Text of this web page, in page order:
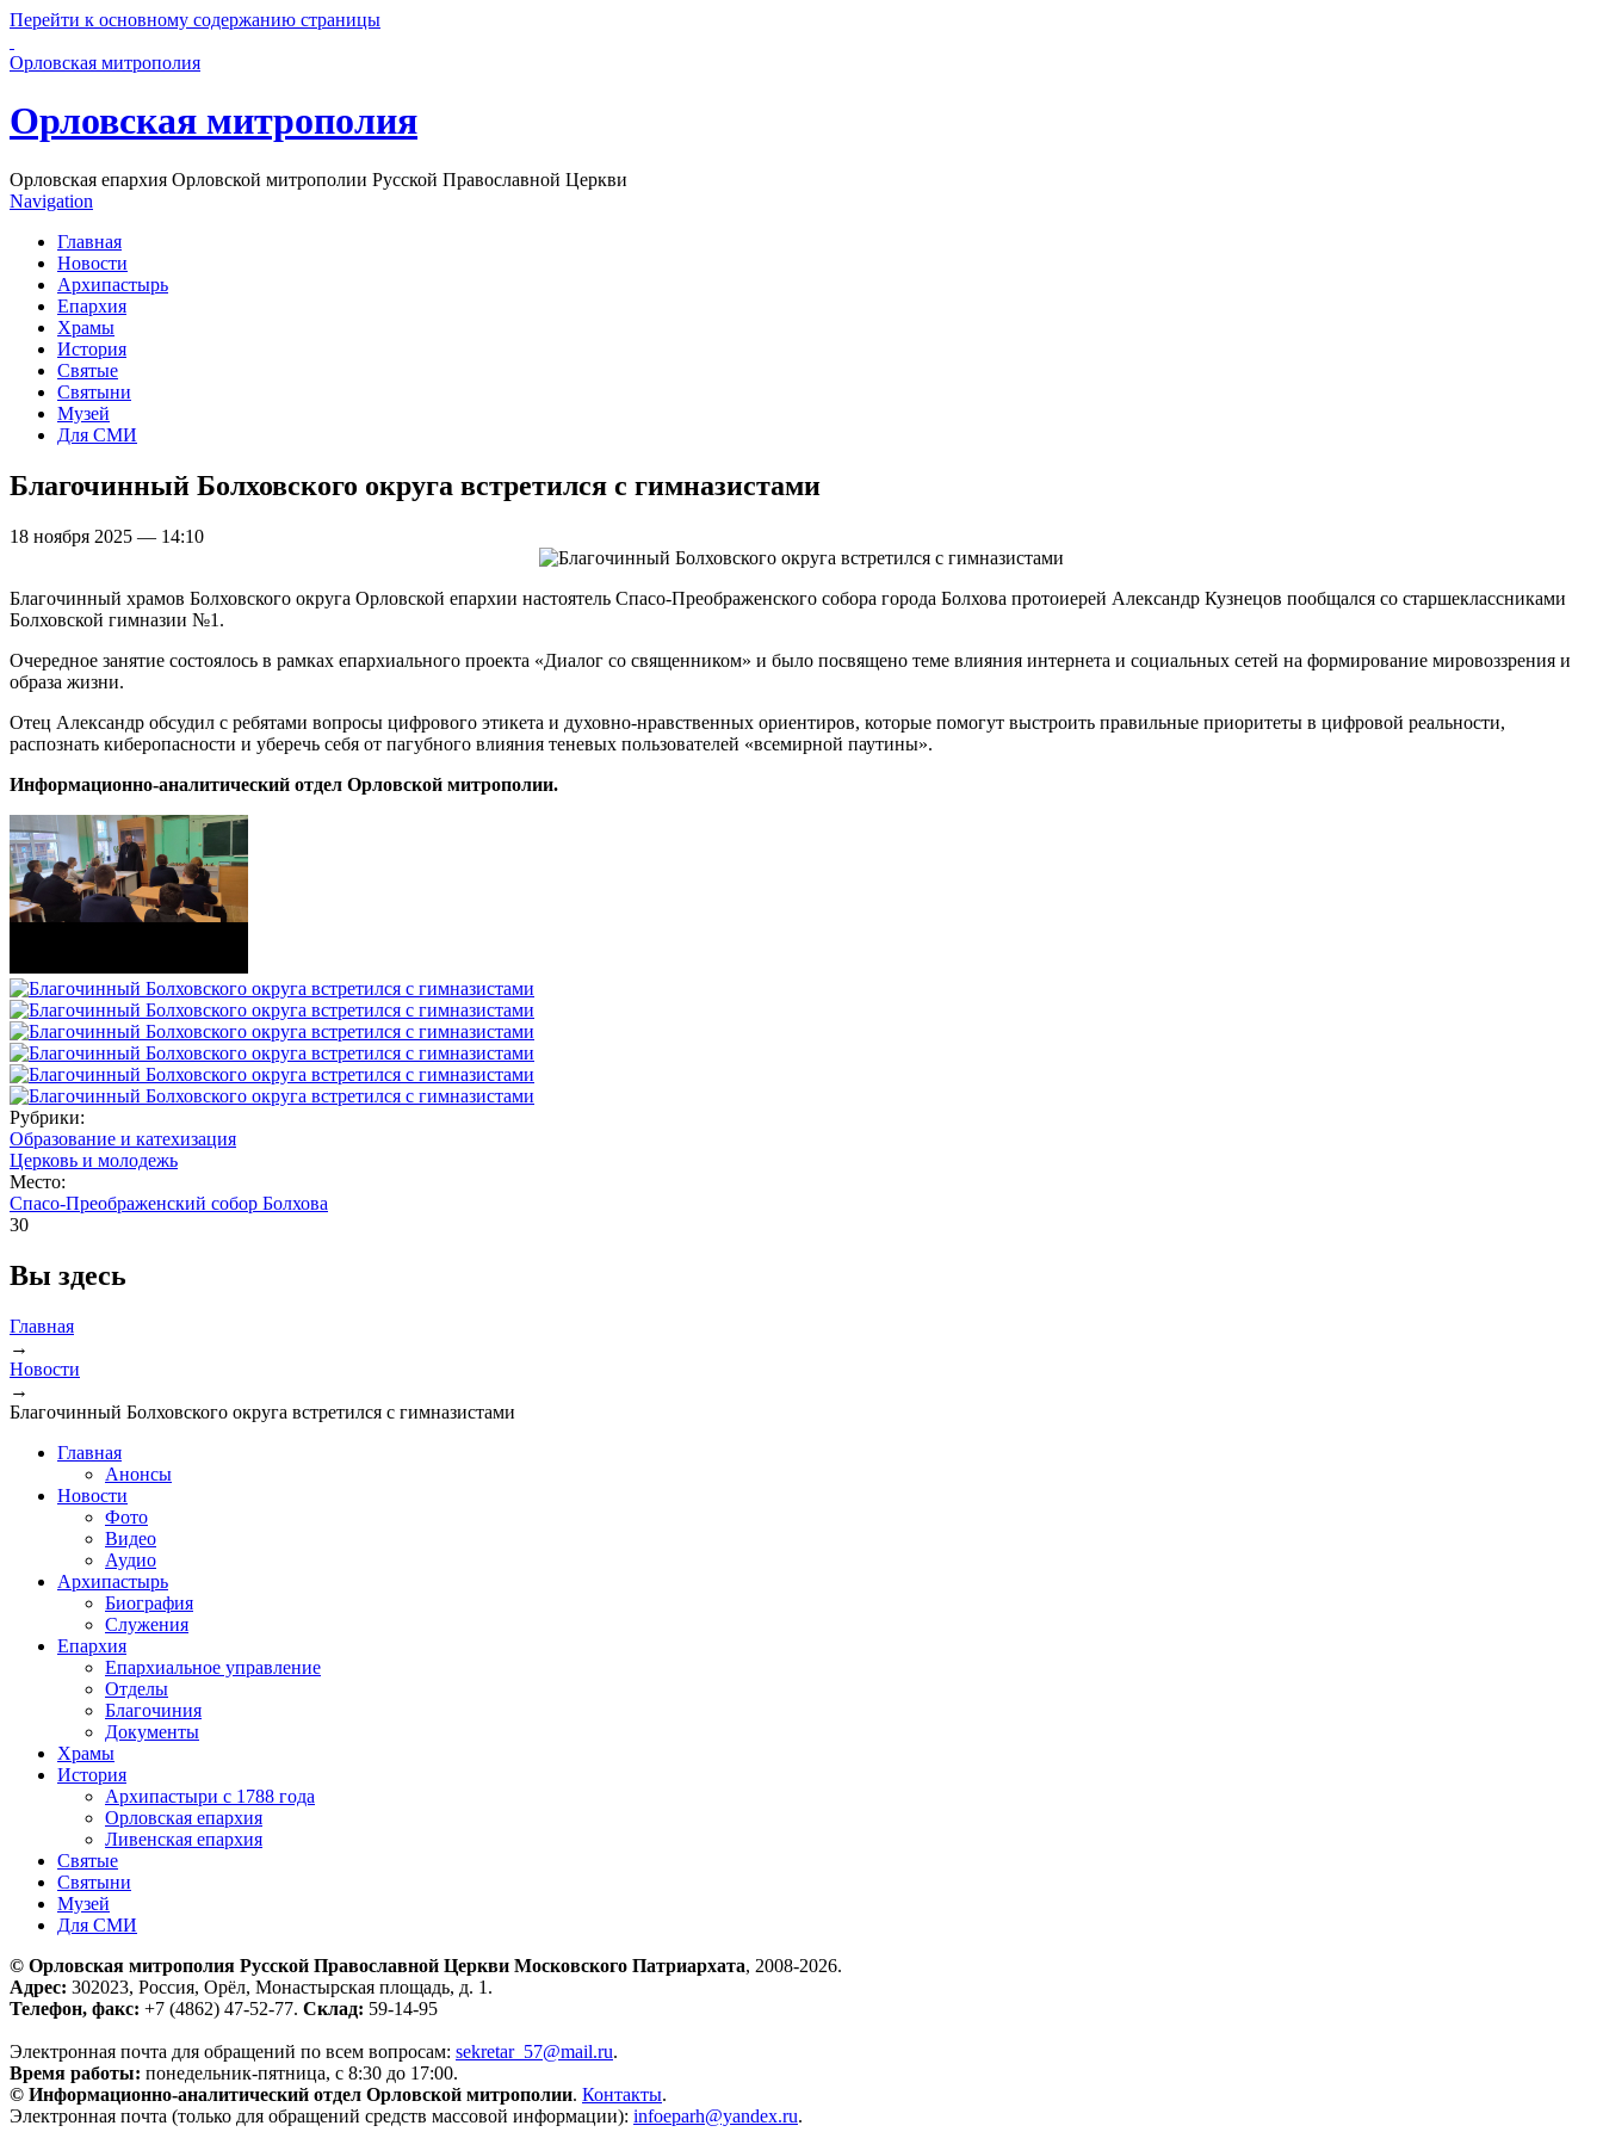
Перейти к основному содержанию страницы
Орловская митрополия
Орловская митрополия
Орловская епархия Орловской митрополии Русской Православной Церкви
Navigation
Главная
Новости
Архипастырь
Епархия
Храмы
История
Святые
Святыни
Музей
Для СМИ
Благочинный Болховского округа встретился с гимназистами
18 ноября 2025 — 14:10
Благочинный храмов Болховского округа Орловской епархии настоятель Спасо-Преображенского собора города Болхова протоиерей Александр Кузнецов пообщался со старшеклассниками
Болховской гимназии №1.
Очередное занятие состоялось в рамках епархиального проекта «Диалог со священником» и было посвящено теме влияния интернета и социальных сетей на формирование мировоззрения и
образа жизни.
Отец Александр обсудил с ребятами вопросы цифрового этикета и духовно-нравственных ориентиров, которые помогут выстроить правильные приоритеты в цифровой реальности,
распознать киберопасности и уберечь себя от пагубного влияния теневых пользователей «всемирной паутины».
Информационно-аналитический отдел Орловской митрополии.
Рубрики:
Образование и катехизация
Церковь и молодежь
Место:
Спасо-Преображенский собор Болхова
30
Вы здесь
Главная
→
Новости
→
Благочинный Болховского округа встретился с гимназистами
Главная
Анонсы
Новости
Фото
Видео
Аудио
Архипастырь
Биография
Служения
Епархия
Епархиальное управление
Отделы
Благочиния
Документы
Храмы
История
Архипастыри с 1788 года
Орловская епархия
Ливенская епархия
Святые
Святыни
Музей
Для СМИ
© Орловская митрополия Русской Православной Церкви Московского Патриархата, 2008-2026.
Адрес: 302023, Россия, Орёл, Монастырская площадь, д. 1.
Телефон, факс: +7 (4862) 47-52-77. Склад: 59-14-95
Электронная почта для обращений по всем вопросам: sekretar_57@mail.ru.
Время работы: понедельник-пятница, с 8:30 до 17:00.
© Информационно-аналитический отдел Орловской митрополии. Контакты.
Электронная почта (только для обращений средств массовой информации): infoeparh@yandex.ru.